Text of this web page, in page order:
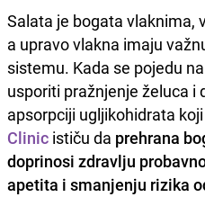
Salata je bogata vlaknima,
a upravo vlakna imaju
sistemu. Kada se pojedu
usporiti pražnjenje želuca i
apsorpciji ugljikohidrata
Clinic ističu da prehrana
doprinosi zdravlju
apetita i smanjenju rizika